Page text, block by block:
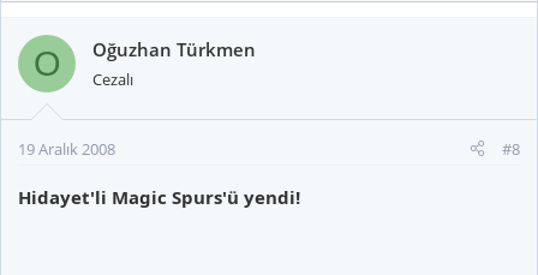
O Oğuzhan Türkmen
Cezalı
19 Aralık 2008 #8
Hidayet'li Magic Spurs'ü yendi!